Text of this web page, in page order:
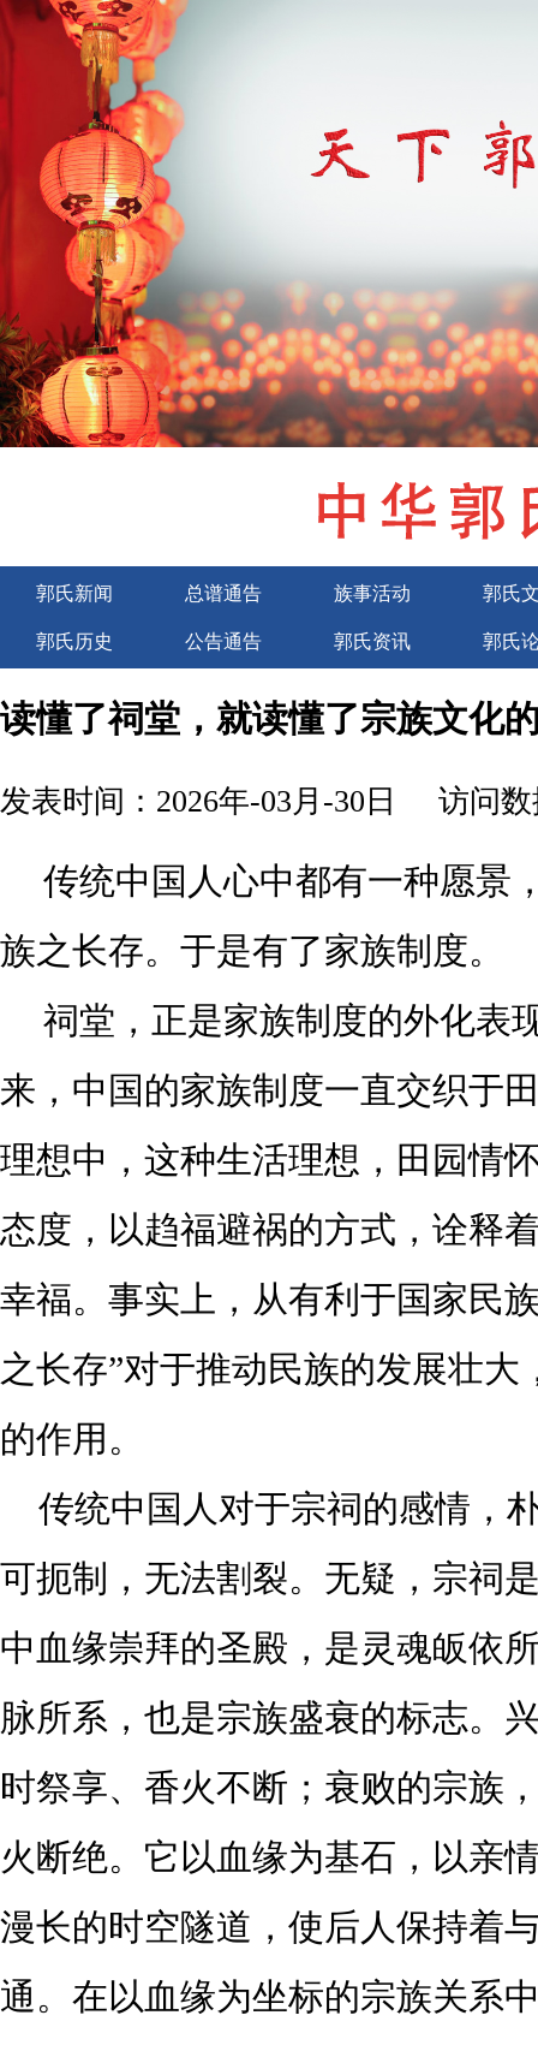
郭氏新闻 总谱通告 族事活动 郭氏
郭氏历史 公告通告 郭氏资讯 郭氏
读懂了祠堂，就读懂了宗族文化
发表时间：2026年-03月-30日 访问数
传统中国人心中都有一种愿景
族之长存。于是有了家族制度。
祠堂，正是家族制度的外化表
来，中国的家族制度一直交织于
理想中，这种生活理想，田园情
态度，以趋福避祸的方式，诠释
幸福。事实上，从有利于国家民
之长存”对于推动民族的发展壮大
的作用。
传统中国人对于宗祠的感情，
可扼制，无法割裂。无疑，宗祠
中血缘崇拜的圣殿，是灵魂皈依
脉所系，也是宗族盛衰的标志。
时祭享、香火不断；衰败的宗族
火断绝。它以血缘为基石，以亲
漫长的时空隧道，使后人保持着
通。在以血缘为坐标的宗族关系